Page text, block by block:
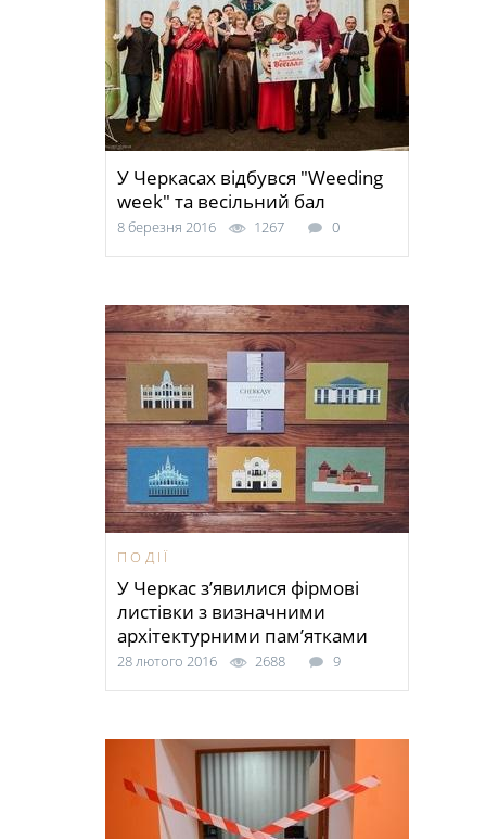
У Черкасах відбувся "Weeding
week" та весільний бал
8 березня 2016 1267 0
ПОДІЇ
У Черкас з’явилися фірмові
листівки з визначними
архітектурними пам’ятками
28 лютого 2016 2688 9